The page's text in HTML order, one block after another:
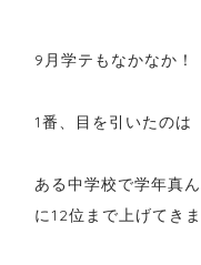
9月学テもなかなか！
1番、目を引いたのは
ある中学校で学年真
に12位まで上げてきま